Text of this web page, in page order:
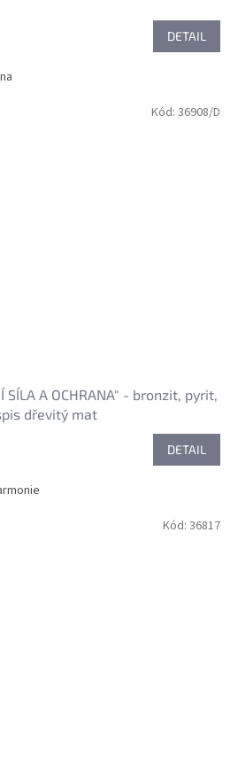
DETAIL
SÍLA A OCHRANA" - bronzit, pyrit,
dřevitý mat
DETAIL
Kód: 36908/D
Kód: 36817